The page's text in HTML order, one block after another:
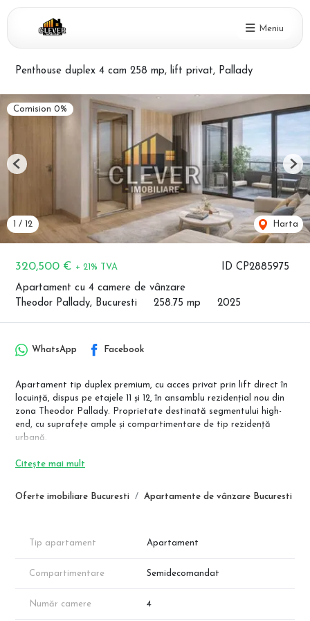
Meniu
Penthouse duplex 4 cam 258 mp, lift privat, Pallady
ID CP2885975
320,500 € + 21% TVA
Apartament cu 4 camere de vânzare
Theodor Pallady, Bucuresti
258.75 mp 2025
Comision 0%
1 / 12 Harta
Previous
Oferte imobiliare Bucuresti Apartamente de vânzare Bucuresti
WhatsApp Facebook
Apartament tip duplex premium, cu acces privat prin lift direct în
locuință, dispus pe etajele 11 și 12, în ansamblu rezidențial nou din
zona Theodor Pallady. Proprietate destinată segmentului high-
end, cu suprafețe ample și compartimentare de tip rezidență
urbană.
💰 Prețuri
Suprafață balcoane: 53,09 mp
🏠 Compartimentare detaliată
🔹 Etaj 11 – zonă de noapte
Dormitor matrimonial: 20,11 mp
Citește mai mult
Tip apartament Apartament
Compartimentare Semidecomandat
Număr camere 4